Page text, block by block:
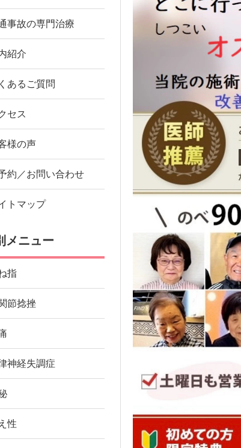
事故の専門治療
紹介
あるご質問
セス
様の声
約／お問い合わせ
トマップ
メニュー
指
節捻挫
神経失調症
性